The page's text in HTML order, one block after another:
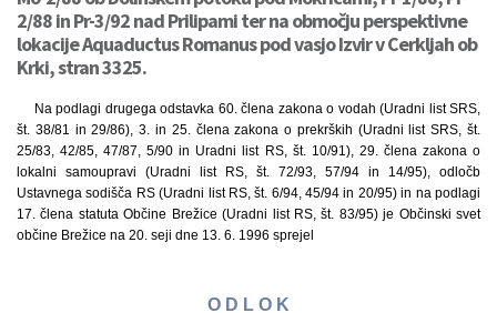
2/88 in Pr-3/92 nad Prilipami ter na območju perspektivne
lokacije Aquaductus Romanus pod vasjo Izvir v Cerkljah ob
Krki, stran 3325.
Na podlagi drugega odstavka 60. člena zakona o vodah (Uradni list SRS,
št. 38/81 in 29/86), 3. in 25. člena zakona o prekrških (Uradni list SRS, št.
25/83, 42/85, 47/87, 5/90 in Uradni list RS, št. 10/91), 29. člena zakona o
lokalni samoupravi (Uradni list RS, št. 72/93, 57/94 in 14/95), odločb
Ustavnega sodišča RS (Uradni list RS, št. 6/94, 45/94 in 20/95) in na podlagi
17. člena statuta Občine Brežice (Uradni list RS, št. 83/95) je Občinski svet
občine Brežice na 20. seji dne 13. 6. 1996 sprejel
O D L O K